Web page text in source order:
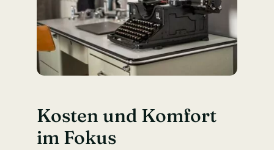
Kosten und Komfort
im Fokus